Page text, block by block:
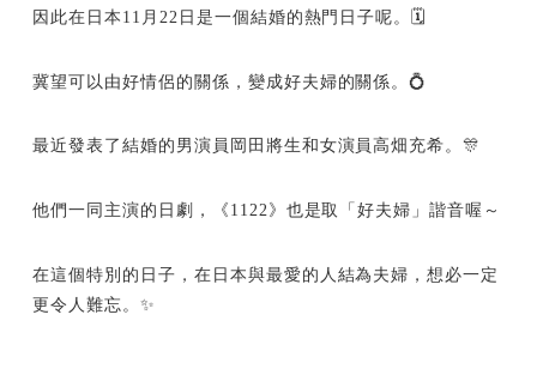
因此在日本11月22日是一個結婚的熱門日子呢。🗓
冀望可以由好情侶的關係，變成好夫婦的關係。💍
最近發表了結婚的男演員岡田將生和女演員高畑充希。🎊
他們一同主演的日劇，《1122》也是取「好夫婦」諧音喔～
在這個特別的日子，在日本與最愛的人結為夫婦，想必一定
更令人難忘。✨